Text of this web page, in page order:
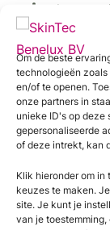
Om de beste
technologieën
en/of te openen.
onze partners in
unieke ID's op deze
gepersonaliseerde
of deze intrekt, kan
Klik hieronder om
keuzes te maken.
site. Je kunt je
van je
kantoor
Kom
Tijdens
Aan
Om